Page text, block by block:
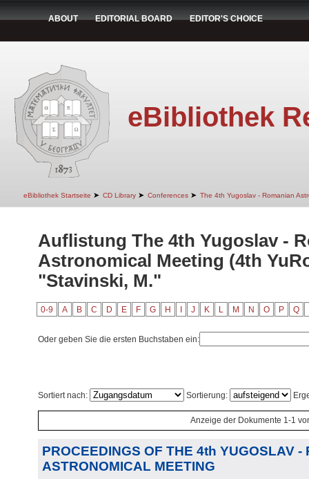
ABOUT EDITORIAL BOARD EDITOR'S CHOICE
eBibliothek
eBibliothek Startseite ➤ CD Library ➤ Conferences ➤ The 4th Yugoslav - Romanian
Auflistung The 4th Yugoslav -
Astronomical Meeting (4th
"Stavinski, M."
0-9 A B C D E F G H J K L M N O P Q
Oder geben Sie die ersten Buchstaben ein:
Sortiert nach: Sortierung:
Anzeige der Dokumente 1-1
PROCEEDINGS OF THE 4th YUGOSLAV -
ASTRONOMICAL MEETING